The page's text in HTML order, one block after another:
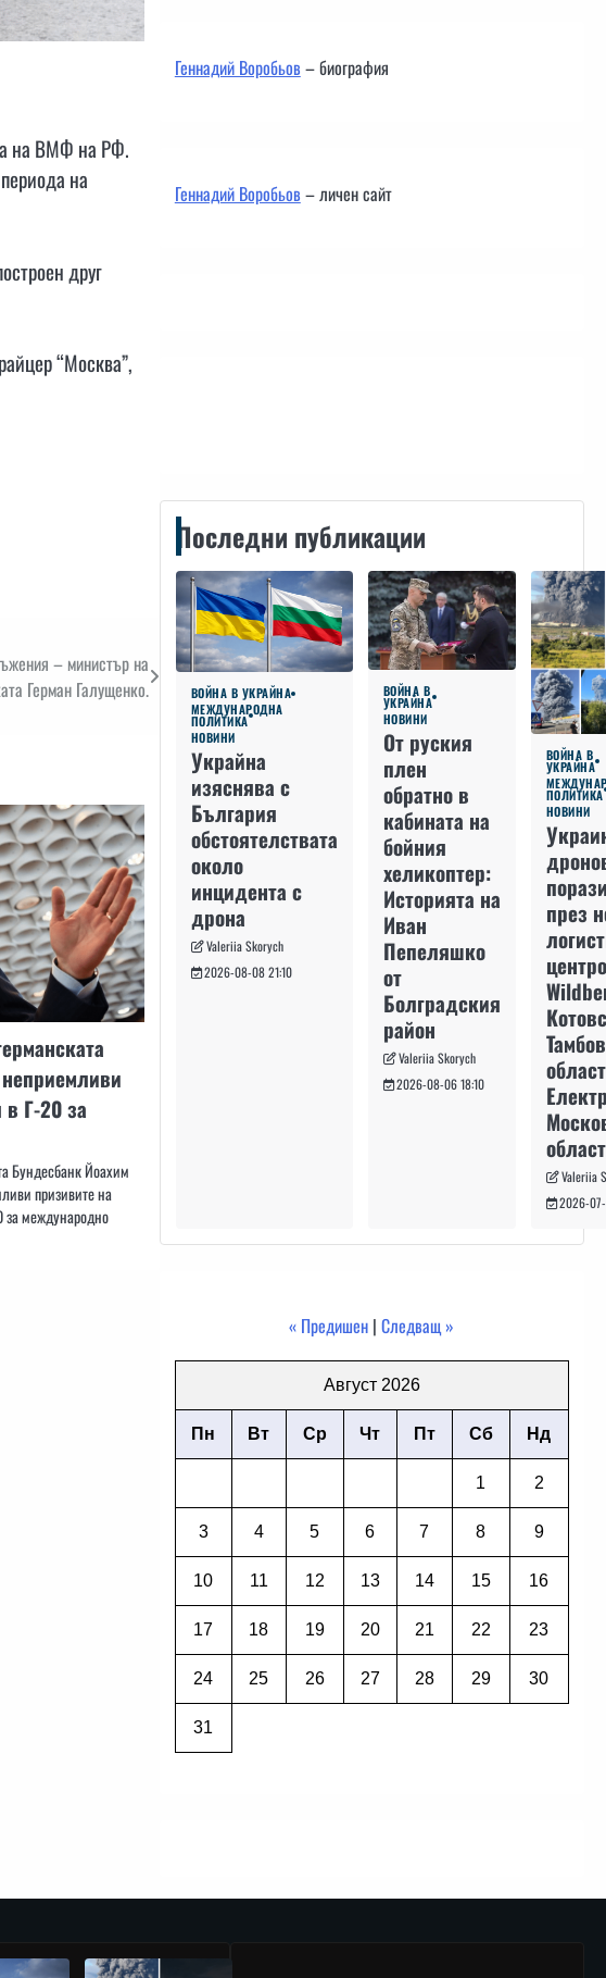
на ВМФ на РФ.
на
друг
“Москва”,
– министър на
Герман Галущенко.
Г-20 за
Бундесбанк Йоахим
призивите на
за международно
Геннадий Воробьов– биография
Геннадий Воробьов– личен сайт
Последни публикации
ВОЙНА В УКРАЙНА
МЕЖДУНАРОДНА
ПОЛИТИКА
НОВИНИ
Украйна
изяснява с
България
обстоятелствата
около
инцидента с
дрона
Valeriia Skorych
2026-08-08 21:10
ВОЙНА В
УКРАЙНА
НОВИНИ
От руския
плен
обратно в
кабината на
бойния
хеликоптер:
Историята на
Иван
Пепеляшко
от
Болградския
район
Valeriia Skorych
2026-08-06 18:10
ВОЙНА В
УКРАЙНА
ПОЛИТИКА
НОВИНИ
през
област
Valeriia
2026-
« Предишен |Следващ »
Август 2026
Пн Вт Ср Чт Пт Сб Нд
1 2
3 4 5 6 7 8 9
10 11 12 13 14 15 16
17 18 19 20 21 22 23
24 25 26 27 28 29 30
31